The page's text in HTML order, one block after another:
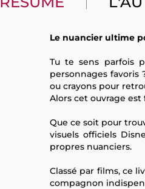
Le nuancier ultime
Tu te sens parfois
personnages
ou crayons pour
Alors cet ouvrage
Que ce soit pour
visuels officiels
propres nuanciers.
Classé par films, ce
compagnon